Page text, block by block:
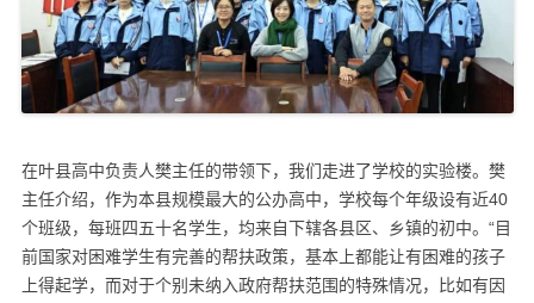
在叶县高中负责人樊主任的带领下，我们走进了学校的实验楼。樊
主任介绍，作为本县规模最大的公办高中，学校每个年级设有近40
个班级，每班四五十名学生，均来自下辖各县区、乡镇的初中。“目
前国家对困难学生有完善的帮扶政策，基本上都能让有困难的孩子
上得起学，而对于个别未纳入政府帮扶范围的特殊情况，比如有因